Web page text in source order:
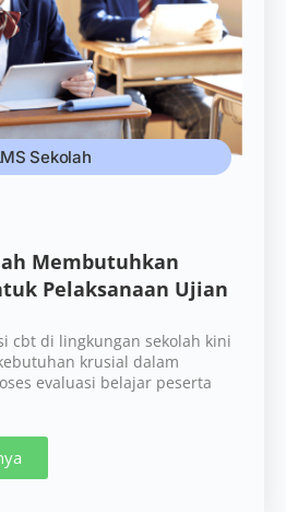
Sekolah
Membutuhkan
Pelaksanaan Ujian
cbt di lingkungan sekolah kini
krusial dalam
evaluasi belajar peserta